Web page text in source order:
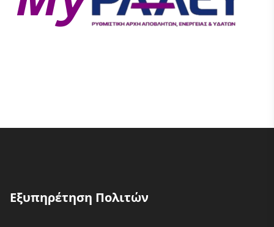
Εξυπηρέτηση Πολιτών